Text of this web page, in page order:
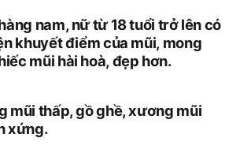
nam, nữ từ 18 tuổi trở lên có
khuyết điểm của mũi, mong
mũi hài hoà, đẹp hơn.
mũi thấp, gồ ghề, xương mũi
xứng.